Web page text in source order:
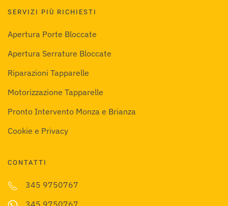
SERVIZI PIÙ RICHIESTI
Apertura Porte Bloccate
Apertura Serrature Bloccate
Riparazioni Tapparelle
Motorizzazione Tapparelle
Pronto Intervento Monza e Brianza
Cookie e Privacy
CONTATTI
345 9750767
345 9750767